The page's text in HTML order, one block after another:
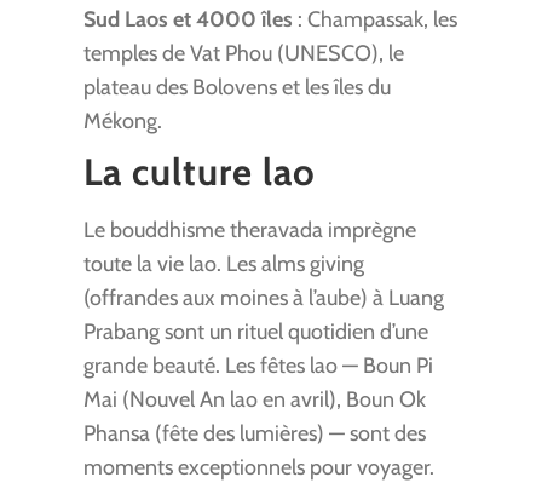
Sud Laos et 4000 îles : Champassak, les
temples de Vat Phou (UNESCO), le
plateau des Bolovens et les îles du
Mékong.
La culture lao
Le bouddhisme theravada imprègne
toute la vie lao. Les alms giving
(offrandes aux moines à l’aube) à Luang
Prabang sont un rituel quotidien d’une
grande beauté. Les fêtes lao — Boun Pi
Mai (Nouvel An lao en avril), Boun Ok
Phansa (fête des lumières) — sont des
moments exceptionnels pour voyager.